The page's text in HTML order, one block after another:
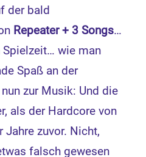
der bald
Repeater + 3 Songs…
wie man
Spaß an der
zur Musik: Und die
als der Hardcore von
Jahre zuvor. Nicht,
falsch gewesen